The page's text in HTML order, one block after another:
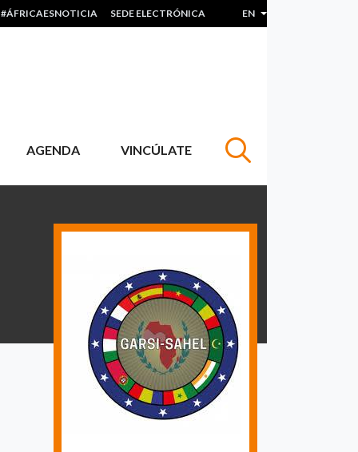
#ÁFRICAESNOTICIA SEDE ELECTRÓNICA EN List additional actions
AGENDA VINCÚLATE